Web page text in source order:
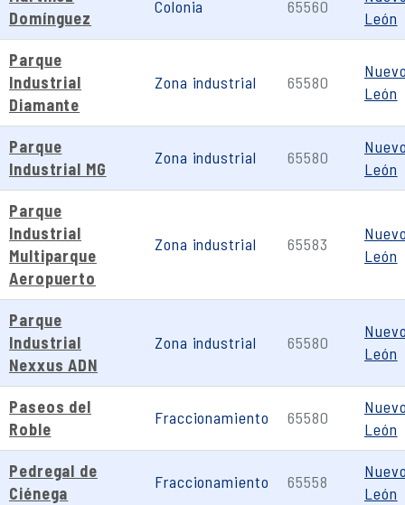
Domínguez
Colonia 65560
León
Parque
Industrial
Diamante
Zona industrial 65580
León
Parque
Industrial MG
Zona industrial 65580
León
Parque
Industrial
Multiparque
Aeropuerto
Zona industrial 65583
León
Parque
Industrial
Nexxus ADN
Zona industrial 65580
León
Paseos del
Roble
Fraccionamiento 65580
León
Pedregal de
Ciénega
Fraccionamiento 65558
León